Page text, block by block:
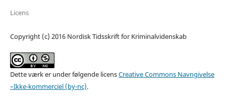
Licens
Copyright (c) 2016 Nordisk Tidsskrift for Kriminalvidenskab
Dette værk er under følgende licensCreative Commons Navngivelse
–Ikke-kommerciel (by-nc).